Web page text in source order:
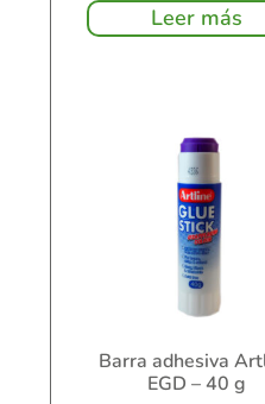
Leer más
Barra adhesiva
EGD – 40 g